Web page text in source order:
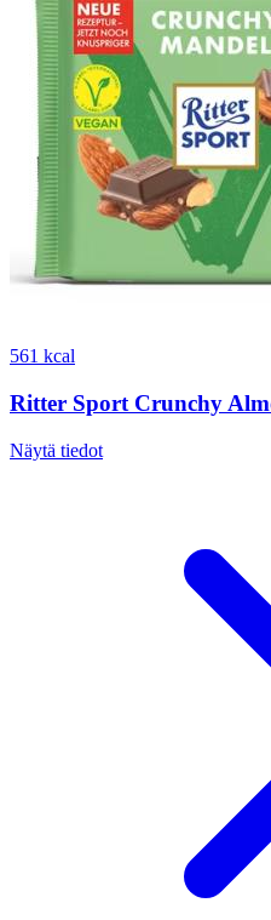
561 kcal
Ritter Sport Crunchy
Näytä tiedot